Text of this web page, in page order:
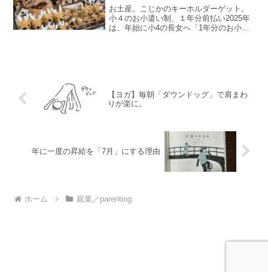
お土産。こじかのキーホルダーゲット。
小４のお小遣い制、１年分前払い2025年
は、年始に小4の長女へ「1年分のお小遣
【ヨガ】毎朝「ダウンドッグ」で肩まわ
りが楽に。
年に一度の昇給を「7月」にする理由
ホーム 親業／parenting